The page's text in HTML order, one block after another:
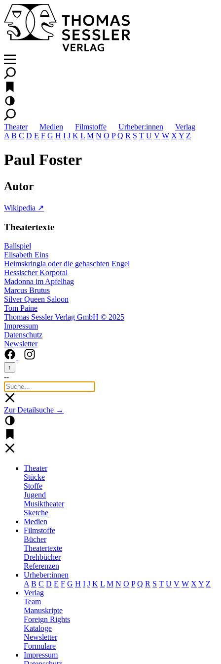
Theater Medien Filmstoffe Urheber:innen
Verlag
A B C D E F G H I J K L M N O P Q R S T U V W X Y Z
Paul Foster
Autor
Wikipedia ↗
Theatertexte
Ballspiel
Elisabeth Eins
Heimskringla oder die gehaschten Engel
Hessischer Korporal
Madonna im Apfelhag
Marcus Brutus
Silver Queen Saloon
Tom Paine
Thomas Sessler Verlag GmbH © 2025
Impressum
Datenschutz
Newsletter
↑
--
Zur Detailsuche →
Theater
Stücke
Stoffe
Jugend
Musiktheater
Sketche
Medien
Filmstoffe
Bücher
Theatertexte
Drehbücher
Referenzen
Urheber:innen
A B C D E F G H I J K L M N O P Q R S T U V W X Y Z
Verlag
Team
Manuskripte
Foreign Rights
Kataloge
Newsletter
Formulare
Impressum